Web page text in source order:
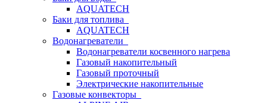
AQUATECH
Баки для топлива
AQUATECH
Водонагреватели
Водонагреватели косвенного нагрева
Газовый накопительный
Газовый проточный
Электрические накопительные
Газовые конвекторы